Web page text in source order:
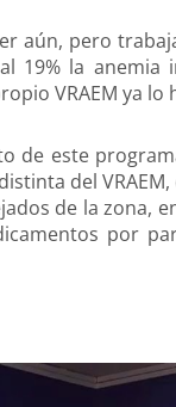
aún, pero
19% la
VRAEM ya lo
de este
del
de la zona,
por